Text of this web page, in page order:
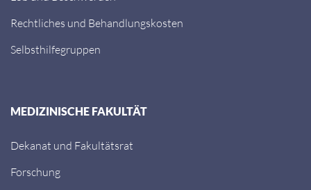
Rechtliches und Behandlungskosten
Selbsthilfegruppen
MEDIZINISCHE FAKULTÄT
Dekanat und Fakultätsrat
Forschung